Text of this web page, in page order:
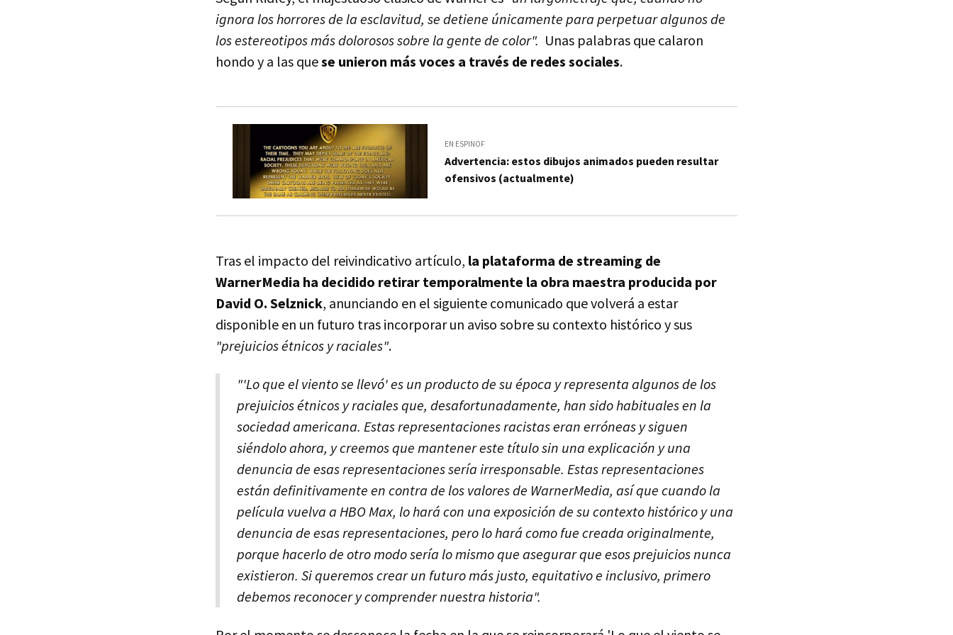
ignora los horrores de la esclavitud, se detiene únicamente para perpetuar algunos de
los estereotipos más dolorosos sobre la gente de color". Unas palabras que calaron
hondo y a las quese unieron más voces a través de redes sociales.
EN ESPINOF
Advertencia: estos dibujos animados pueden resultar
ofensivos (actualmente)
Tras el impacto del reivindicativo artículo, la plataforma de streaming de
WarnerMedia ha decidido retirar temporalmente la obra maestra producida por
David O. Selznick, anunciando en el siguiente comunicado que volverá a estar
disponible en un futuro tras incorporar un aviso sobre su contexto histórico y sus
"prejuicios étnicos y raciales".
"'Lo que el viento se llevó' es un producto de su época y representa algunos de los
prejuicios étnicos y raciales que, desafortunadamente, han sido habituales en la
sociedad americana. Estas representaciones racistas eran erróneas y siguen
siéndolo ahora, y creemos que mantener este título sin una explicación y una
denuncia de esas representaciones sería irresponsable. Estas representaciones
están definitivamente en contra de los valores de WarnerMedia, así que cuando la
película vuelva a HBO Max, lo hará con una exposición de su contexto histórico y una
denuncia de esas representaciones, pero lo hará como fue creada originalmente,
porque hacerlo de otro modo sería lo mismo que asegurar que esos prejuicios nunca
existieron. Si queremos crear un futuro más justo, equitativo e inclusivo, primero
debemos reconocer y comprender nuestra historia".